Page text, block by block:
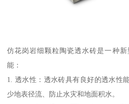
仿花岗岩细颗粒陶瓷透水砖是一种
能：
1. 透水性：透水砖具有良好的透水性
少地表径流、防止水灾和地面积水。